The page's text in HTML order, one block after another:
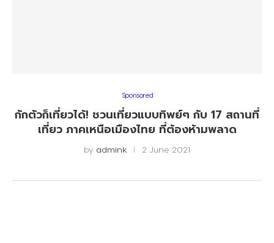
Sponsored
กักตัวก็เที่ยวได้! ชวนเที่ยวแบบทิพย์ๆ กับ 17 สถานที่
เที่ยว ภาคเหนือเมืองไทย ที่ต้องห้ามพลาด
by admink 2 June 2021